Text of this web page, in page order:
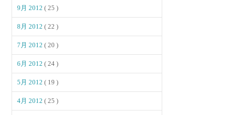
9月 2012( 25 )
8月 2012( 22 )
7月 2012( 20 )
6月 2012( 24 )
5月 2012( 19 )
4月 2012( 25 )